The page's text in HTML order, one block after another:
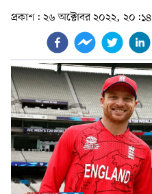
প্রকাশ: ২৬ অক্টোবর ২০২২, ২০:১৪